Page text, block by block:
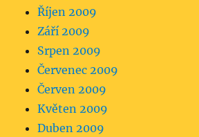
Říjen 2009
Září 2009
Srpen 2009
Červenec 2009
Červen 2009
Květen 2009
Duben 2009